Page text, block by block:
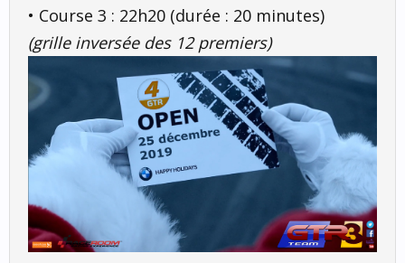
• Course 3 : 22h20 (durée : 20 minutes)
(grille inversée des 12 premiers)